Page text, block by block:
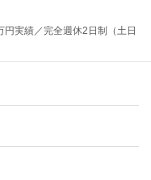
実績／完全週休2日制（土日